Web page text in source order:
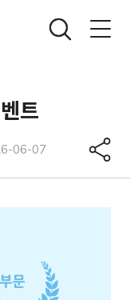
트
06-07